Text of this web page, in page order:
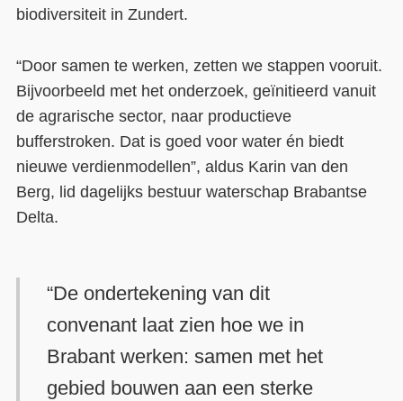
biodiversiteit in Zundert.
“Door samen te werken, zetten we stappen vooruit.
Bijvoorbeeld met het onderzoek, geïnitieerd vanuit
de agrarische sector, naar productieve
bufferstroken. Dat is goed voor water én biedt
nieuwe verdienmodellen”, aldus Karin van den
Berg, lid dagelijks bestuur waterschap Brabantse
Delta.
“De ondertekening van dit
convenant laat zien hoe we in
Brabant werken: samen met het
gebied bouwen aan een sterke